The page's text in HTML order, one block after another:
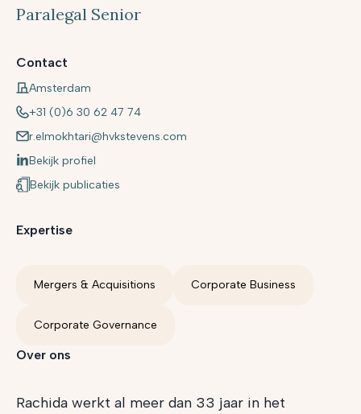
Paralegal Senior
Contact
Amsterdam
+31 (0)6 30 62 47 74
r.elmokhtari@hvkstevens.com
Bekijk profiel
Bekijk publicaties
Expertise
Mergers & Acquisitions Corporate Business
Corporate Governance
Over ons
Rachida werkt al meer dan 33 jaar in het